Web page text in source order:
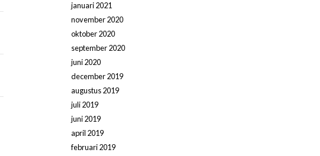
januari 2021
november 2020
oktober 2020
september 2020
juni 2020
december 2019
augustus 2019
juli 2019
juni 2019
april 2019
februari 2019